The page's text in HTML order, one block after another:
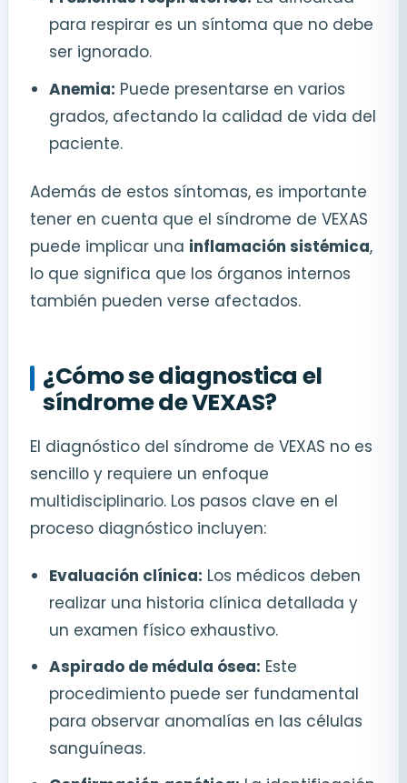
para respirar es un síntoma que no debe
ser ignorado.
Anemia: Puede presentarse en varios
grados, afectando la calidad de vida del
paciente.
Además de estos síntomas, es importante
tener en cuenta que el síndrome de VEXAS
puede implicar una inflamación sistémica,
lo que significa que los órganos internos
también pueden verse afectados.
¿Cómo se diagnostica el
síndrome de VEXAS?
El diagnóstico del síndrome de VEXAS no es
sencillo y requiere un enfoque
multidisciplinario. Los pasos clave en el
proceso diagnóstico incluyen:
Evaluación clínica: Los médicos deben
realizar una historia clínica detallada y
un examen físico exhaustivo.
Aspirado de médula ósea: Este
procedimiento puede ser fundamental
para observar anomalías en las células
sanguíneas.